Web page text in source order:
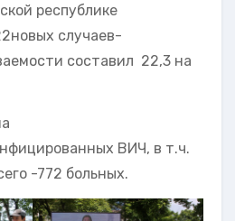
республике
случаев-
составил 22,3 на
ВИЧ, в т.ч.
-772 больных.